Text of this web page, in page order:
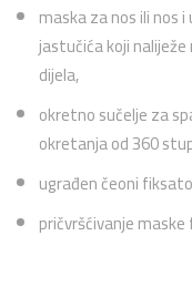
maska za nos ili nos
jastučića koji
dijela,
okretno sučelje za
okretanja od 360
ugrađen čeoni
pričvršćivanje